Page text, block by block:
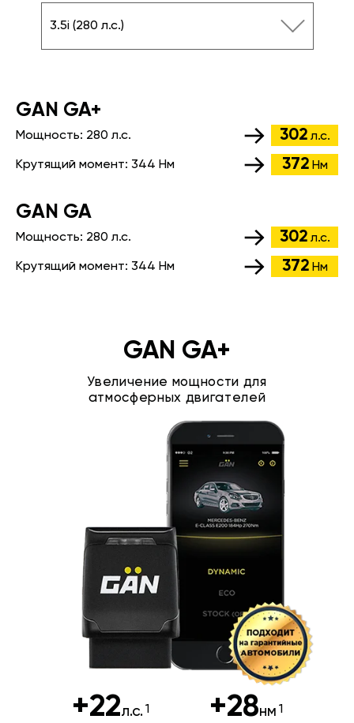
3.5i (280 л.с.)
GАN GA+
Мощность: 280 л.с. 302 л.с.
Крутящий момент: 344 Нм 372 Нм
GАN GA
Мощность: 280 л.с. 302 л.с.
Крутящий момент: 344 Нм 372 Нм
GAN GA+
Увеличение мощности для
атмосферных двигателей
+22л.с. +28нм